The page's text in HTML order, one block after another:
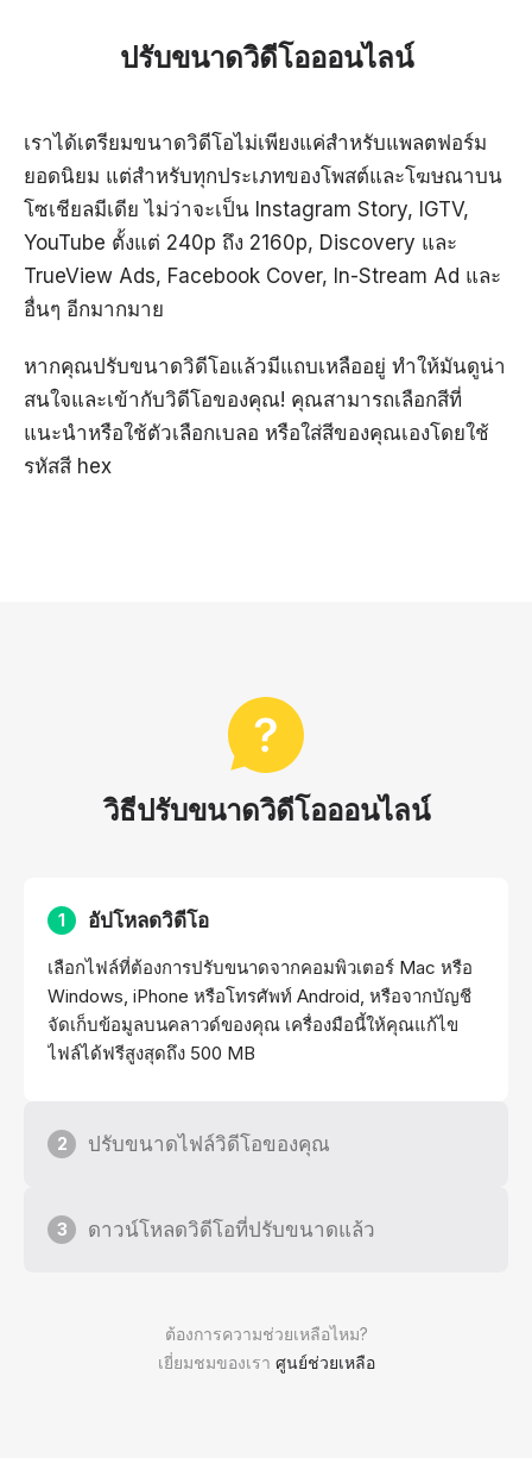
ปรับขนาดวิดีโอออนไลน์
เราได้เตรียมขนาดวิดีโอไม่เพียงแค่สำหรับแพลตฟอร์ม
ยอดนิยม แต่สำหรับทุกประเภทของโพสต์และโฆษณาบน
โซเชียลมีเดีย ไม่ว่าจะเป็น Instagram Story, IGTV,
YouTube ตั้งแต่ 240p ถึง 2160p, Discovery และ
TrueView Ads, Facebook Cover, In-Stream Ad และ
อื่นๆ อีกมากมาย
หากคุณปรับขนาดวิดีโอแล้วมีแถบเหลืออยู่ ทำให้มันดูน่า
สนใจและเข้ากับวิดีโอของคุณ! คุณสามารถเลือกสีที่
แนะนำหรือใช้ตัวเลือกเบลอ หรือใส่สีของคุณเองโดยใช้
รหัสสี hex
วิธีปรับขนาดวิดีโอออนไลน์
ต้องการความช่วยเหลือไหม?
เยี่ยมชมของเรา ศูนย์ช่วยเหลือ
1 อัปโหลดวิดีโอ
เลือกไฟล์ที่ต้องการปรับขนาดจากคอมพิวเตอร์ Mac หรือ
Windows, iPhone หรือโทรศัพท์ Android, หรือจากบัญชี
จัดเก็บข้อมูลบนคลาวด์ของคุณ เครื่องมือนี้ให้คุณแก้ไข
ไฟล์ได้ฟรีสูงสุดถึง 500 MB
2 ปรับขนาดไฟล์วิดีโอของคุณ
3 ดาวน์โหลดวิดีโอที่ปรับขนาดแล้ว